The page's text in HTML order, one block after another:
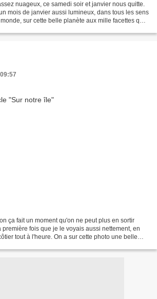
nuageux, ce samedi soir et janvier nous quitte.
mois de janvier aussi lumineux, dans tous les sens
sur cette belle planète aux mille facettes qui
ça fait un moment qu'on ne peut plus en sortir
première fois que je le voyais aussi nettement, en
tout à l'heure. On a sur cette photo une belle